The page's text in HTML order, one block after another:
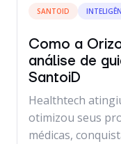
SANTOID
Como a
análise de
SantoiD
Healthtech
otimizou seus
médicas,